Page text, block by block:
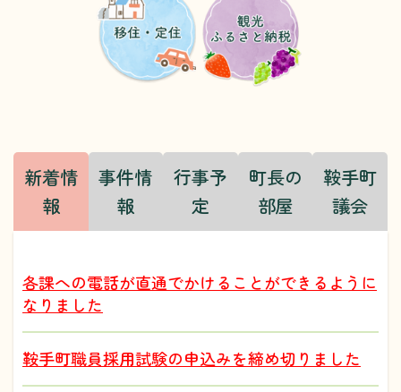
移
住・
定
観
光・
ふ
納
税
新着情
報
各課への電話が直通でかけることができるように
なりました
鞍手町職員採用試験の申込みを締め切りました
事件情
報
行事予
定
町長の
部屋
鞍手町
議会